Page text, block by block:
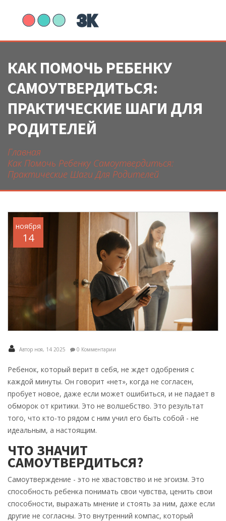
КАК ПОМОЧЬ РЕБЕНКУ
САМОУТВЕРДИТЬСЯ:
ПРАКТИЧЕСКИЕ ШАГИ ДЛЯ
РОДИТЕЛЕЙ
Главная
Как Помочь Ребенку Самоутвердиться:
Практические Шаги Для Родителей
ноября
14
Автор ноя, 14 2025 0 Комментарии
Ребенок, который верит в себя, не ждет одобрения с
каждой минуты. Он говорит «нет», когда не согласен,
пробует новое, даже если может ошибиться, и не падает в
обморок от критики. Это не волшебство. Это результат
того, что кто-то рядом с ним учил его быть собой - не
идеальным, а настоящим.
ЧТО ЗНАЧИТ
САМОУТВЕРДИТЬСЯ?
Самоутверждение - это не хвастовство и не эгоизм. Это
способность ребенка понимать свои чувства, ценить свои
способности, выражать мнение и стоять за ним, даже если
другие не согласны. Это внутренний компас, который